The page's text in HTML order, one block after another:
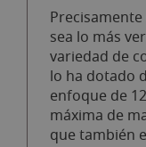
sea lo más
variedad de
lo ha dotado
enfoque de
máxima de
que también